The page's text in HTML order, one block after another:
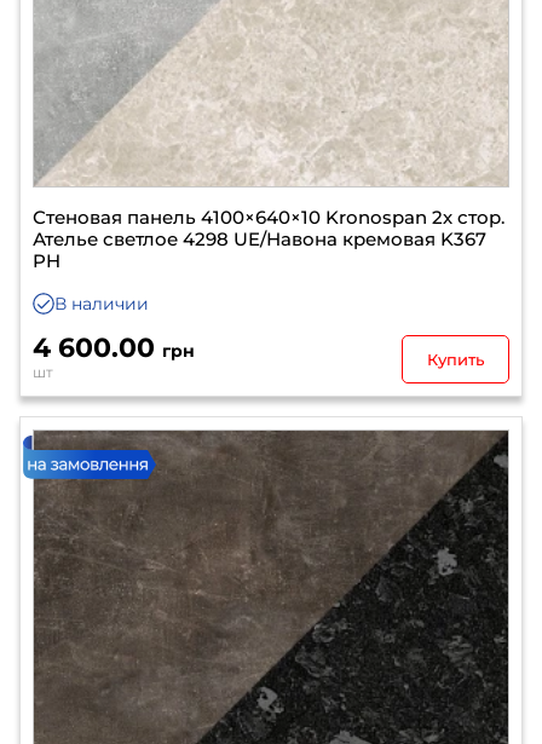
Стеновая панель 4100×640×10 Kronospan 2х стор.
Ателье светлое 4298 UE/Навона кремовая K367
PH
В наличии
4 600.00 грн
шт
Купить